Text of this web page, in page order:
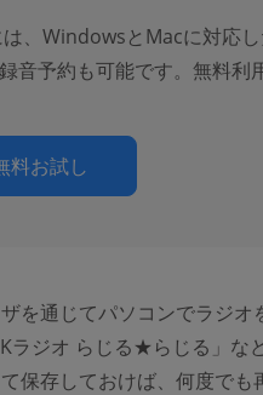
、WindowsとMacに対応
音予約も可能です。無料利
料お試し
を通じてパソコンでラジオ
ラジオ らじる★らじる」な
保存しておけば、何度でも